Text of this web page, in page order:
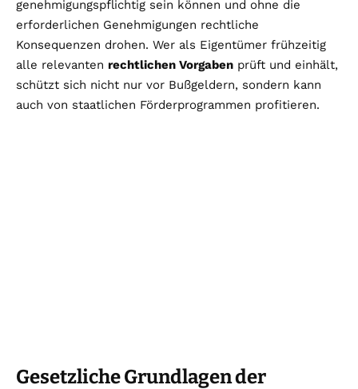
genehmigungspflichtig sein können und ohne die
erforderlichen Genehmigungen rechtliche
Konsequenzen drohen. Wer als Eigentümer frühzeitig
alle relevanten rechtlichen Vorgaben prüft und einhält,
schützt sich nicht nur vor Bußgeldern, sondern kann
auch von staatlichen Förderprogrammen profitieren.
Gesetzliche Grundlagen der